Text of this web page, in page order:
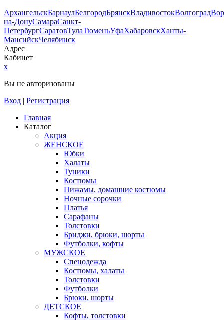
АрхангельскБарнаулБелгородБрянскВладивостокВолгоград
на-ДонуСамараСанкт-
ПетербургСаратовТулаТюменьУфаХабаровскХанты-
МансийскЧелябинск
Адрес
Кабинет
x
Вы не авторизованы
Вход | Регистрация
Главная
Каталог
Акция
ЖЕНСКОЕ
Юбки
Халаты
Туники
Костюмы
Пижамы, домашние костюмы
Ночные сорочки
Платья
Сарафаны
Толстовки
Бриджи, брюки, шорты
Футболки, кофты
МУЖСКОЕ
Спецодежда
Костюмы, халаты
Толстовки
Футболки
Брюки, шорты
ДЕТСКОЕ
Кофты, толстовки